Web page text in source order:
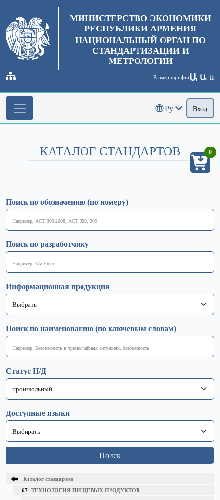
МИНИСТЕРСТВО ЭКОНОМИКИ
РЕСПУБЛИКИ АРМЕНИЯ
НАЦИОНАЛЬНЫЙ ОРГАН ПО
СТАНДАРТИЗАЦИИ И
МЕТРОЛОГИИ
Размер шрифтаԱ Ա Ա
Ру Вход
КАТАЛОГ СТАНДАРТОВ
Поиск по обозначению (по номеру)
Поиск по разработчику
Информационная продукция
Поиск по наименованию (по ключевым словам)
Статус Н/Д
Доступные языки
Поиск
Каталог стандартов
67 ТЕХНОЛОГИЯ ПИЩЕВЫХ ПРОДУКТОВ
0